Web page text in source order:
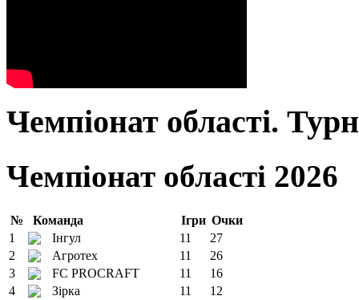
Чемпіонат області.
Чемпіонат області 2026
№ Команда Ігри Очки
1
Інгул 11
27
2
Агротех 11
26
3
FC PROCRAFT 11
16
4
Зірка 11
12